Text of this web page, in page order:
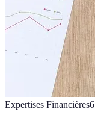
Expertises Financières6